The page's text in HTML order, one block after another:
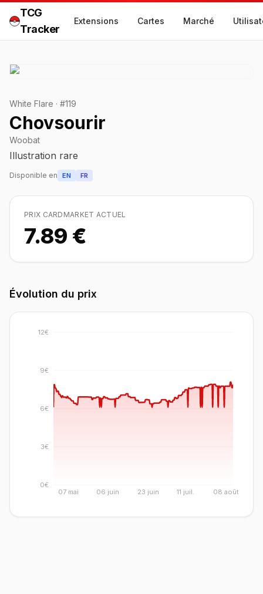
TCG
Tracker
Extensions Cartes Marché
White Flare · #119
Chovsourir
Woobat
Illustration rare
Disponible en EN FR
PRIX CARDMARKET ACTUEL
7.89 €
Évolution du prix
07 mai 06 juin 23 juin 11 juil. 08 août
0€
3€
6€
9€
12€